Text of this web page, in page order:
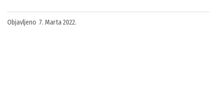
Objavljeno 7. Marta 2022.